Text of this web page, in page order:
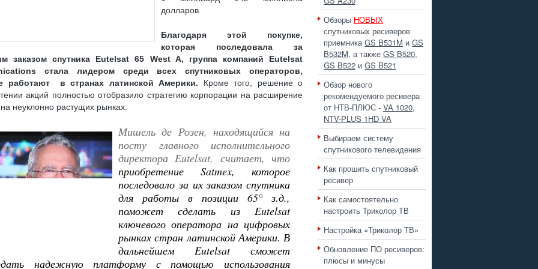
W7 (36.0° В. Д.)
ИЗОБРАЖЕНИЕ
РЕСИВЕРОМ (СТАНДАРТ DVB-S/S2)
РЫБАЛКИ, НАСТРОЙКА СПУТНИКОВОЙ РЫБАЛКИ
СПУТНИКОВЫЕ ПРОВАЙДЕРЫ ПОЧЕМУ У РЕСИВЕРОВ ДВА КОНВЕРТЕРНЫХ РАЗЪЕМА ?
CI+ ДЛЯ ПРОСМОТРА ТРИКОЛОР ТВ НА ТЕЛЕВИЗОРЕ С DVB-S2
ТВ КАК ПЕРЕВЕСТИ 3G(4G)-МОДЕМ В РЕЖИМ «ТОЛЬКО МОДЕМ»
ПИТАНИЯ USB-COM (RS-232) ПЕРЕХОДНИК: ДЕЛАЕМ САМОСТОЯТЕЛЬНО
ТРИКОЛОР ТВ НА РЕСИВЕРАХ GS E501/GS C591, GS U510, GS U210, GS B210, GS B211
ЛИЧНОЙ БЕЗОПАСНОСТИ ОБЛАДАТЕЛЕЙ ТЕЛЕВИЗОРОВ
долларов.
Благодаря этой покупке,
которая последовала за
заказом спутника Eutelsat 65 West A, группа компаний Eutelsat
стала лидером среди всех спутниковых операторов,
работают в странах латинской Америки. Кроме того, решение о
акций полностью отобразило стратегию корпорации на расширение
неуклонно растущих рынках.
Мишель де Розен, находящийся на
посту главного исполнительного
директора Eutelsat, считает, что
приобретение Satmex, которое
последовало за их заказом спутника
для работы в позиции 65° з.д.,
поможет сделать из Eutelsat
ключевого оператора на цифровых
рынках стран латинской Америки. В
дальнейшем Eutelsat сможет
надежную платформу с помощью использования
Обзоры НОВЫХ
спутниковых ресиверов
приемникаGS B531M и GS
B532M, а также GS B520,
GS B522 и GS B521
Обзор нового
рекомендуемого ресивера
от НТВ-ПЛЮС - VA 1020,
NTV-PLUS 1HD VA
Выбираем систему
спутникового телевидения
Как прошить спутниковый
ресивер
Как самостоятельно
настроить Триколор ТВ
Настройка «Триколор ТВ»
Обновление ПО ресиверов:
плюсы и минусы